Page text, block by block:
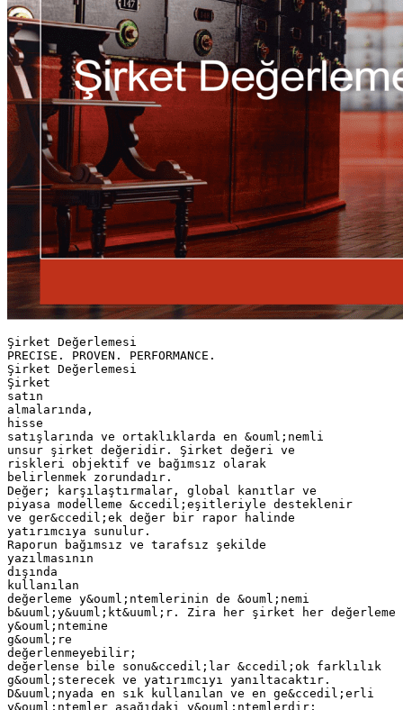
Şirket Değerlemesi
PRECISE. PROVEN. PERFORMANCE.
Şirket Değerlemesi
Şirket
satın
almalarında,
hisse
satışlarında ve ortaklıklarda en &ouml;nemli
unsur şirket değeridir. Şirket değeri ve
riskleri objektif ve bağımsız olarak
belirlenmek zorundadır.
Değer; karşılaştırmalar, global kanıtlar ve
piyasa modelleme &ccedil;eşitleriyle desteklenir
ve ger&ccedil;ek değer bir rapor halinde
yatırımcıya sunulur.
Raporun bağımsız ve tarafsız şekilde
yazılmasının
dışında
kullanılan
değerleme y&ouml;ntemlerinin de &ouml;nemi
b&uuml;y&uuml;kt&uuml;r. Zira her şirket her değerleme
y&ouml;ntemine
g&ouml;re
değerlenmeyebilir;
değerlense bile sonu&ccedil;lar &ccedil;ok farklılık
g&ouml;sterecek ve yatırımcıyı yanıltacaktır.
D&uuml;nyada en sık kullanılan ve en ge&ccedil;erli
y&ouml;ntemler aşağıdaki y&ouml;ntemlerdir;